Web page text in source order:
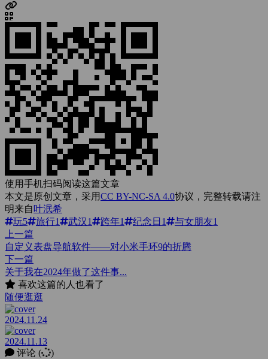
使用手机扫码阅读这篇文章
本文是原创文章，采用CC BY-NC-SA 4.0协议，完整转载请注
明来自 叶泯希
玩5 旅行1 武汉1 跨年1 纪念日 1 与女朋友1
上一篇
自定义表盘导航软件——对小米手环9的折腾
下一篇
关于我在2024年做了这件事...
喜欢这篇的人也看了
随便逛逛
2024.11.24
2024.11.13
评论 (
)